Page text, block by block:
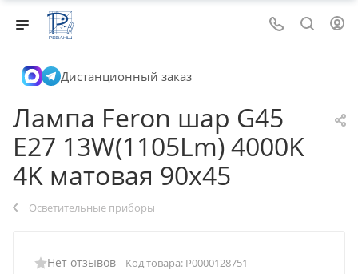
Дистанционный заказ
Лампа Feron шар G45
E27 13W(1105Lm) 4000K
4K матовая 90x45
Осветительные приборы
Нет отзывов Код товара: Р0000128751